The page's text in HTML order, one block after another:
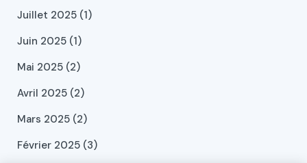
Juillet 2025 (1)
Juin 2025 (1)
Mai 2025 (2)
Avril 2025 (2)
Mars 2025 (2)
Février 2025 (3)